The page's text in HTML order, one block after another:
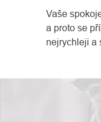
Vaše
a proto se
nejrychleji a